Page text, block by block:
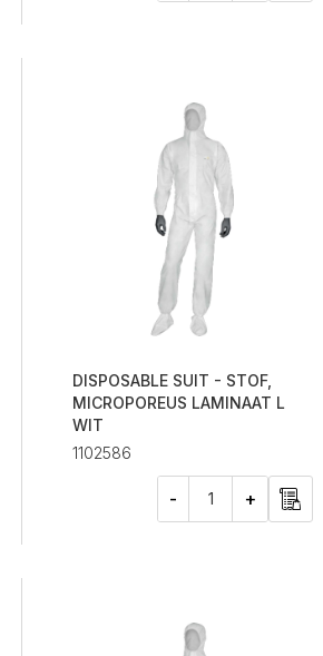
DISPOSABLE SUIT - STOF,
MICROPOREUS LAMINAAT L
WIT
1102586
- +